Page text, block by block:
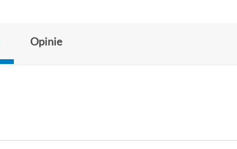
Opinie